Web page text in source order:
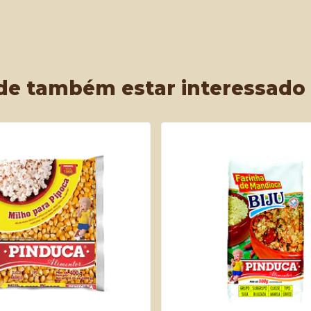
também estar interessado